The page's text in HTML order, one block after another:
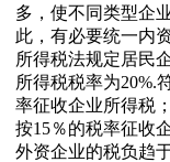
多，使不同类型企
此，有必要统一内
所得税法规定居民
所得税税率为20%.
率征收企业所得税
按15％的税率征收
外资企业的税负趋